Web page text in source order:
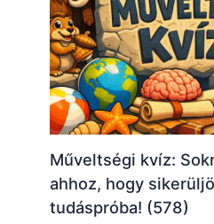
Műveltségi kvíz:
ahhoz, hogy
tudáspróba! (578)